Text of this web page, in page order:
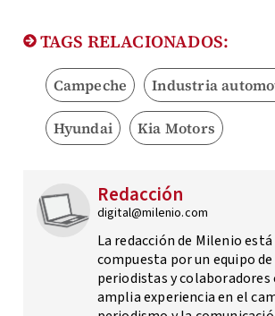
TAGS RELACIONADOS:
Campeche Industria
Hyundai Kia Motors
Redacción
digital@milenio.com
La redacción de Milenio está
compuesta por un equipo de
periodistas y colaboradores
amplia experiencia en el